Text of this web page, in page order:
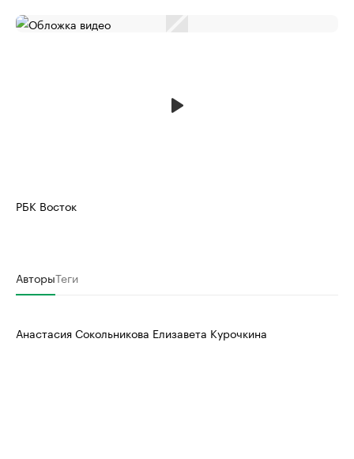
РБК Восток
АвторыТеги
Анастасия Сокольникова Елизавета Курочкина